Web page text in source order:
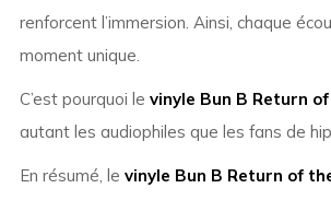
renforcent l’immersion. Ainsi, chaque
moment unique.
C’est pourquoi le vinyle Bun B Return
autant les audiophiles que les fans de
En résumé, le vinyle Bun B Return of